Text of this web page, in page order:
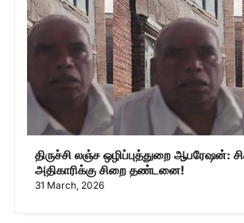
திருச்சி லஞ்ச ஒழிப்புத்துறை ஆபரேஷன்:
அதிகாரிக்கு சிறை தண்டனை!
31 March, 2026